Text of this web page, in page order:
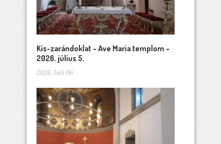
Kis-zarándoklat – Ave Maria templom –
2026. július 5.
2026. Juli 06